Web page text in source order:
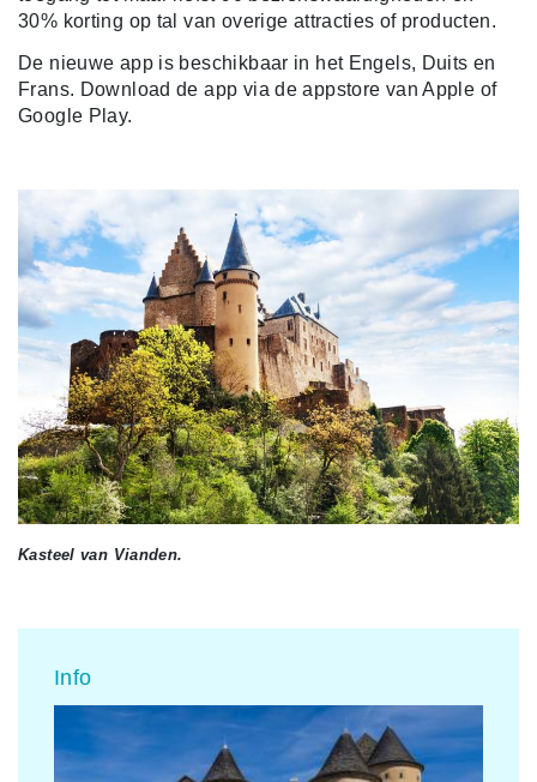
30% korting op tal van overige attracties of producten.
De nieuwe app is beschikbaar in het Engels, Duits en
Frans. Download de app via de appstore van Apple of
Google Play.
Kasteel van Vianden.
Info